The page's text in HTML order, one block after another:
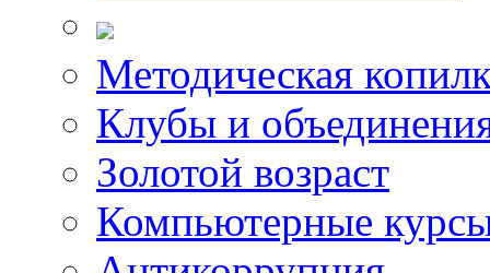
Методическая
Клубы и
Золотой возраст
Компьютерные